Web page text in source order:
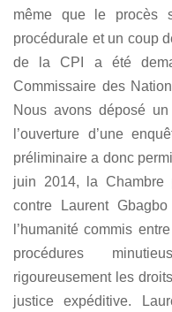
même que le procès
procédurale et un coup
de la CPI a été
Commissaire des
Nous avons déposé
l’ouverture d’une
préliminaire a donc
juin 2014, la
contre Laurent
l’humanité commis
procédures
rigoureusement les
justice expéditive.